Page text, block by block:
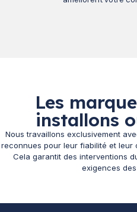
Les
installons
Nous travaillons exclusivement
reconnues pour leur fiabilité et leur
Cela garantit des interventions
exigences